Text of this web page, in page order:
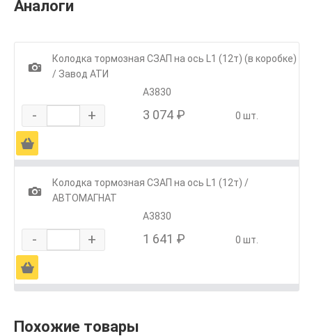
Аналоги
1
Колодка тормозная СЗАП на ось L1 (12т) (в коробке)
/ Завод АТИ
А3830
- + 3 074 ₽ 0 шт.
Ä
1
Колодка тормозная СЗАП на ось L1 (12т) /
АВТОМАГНАТ
А3830
- + 1 641 ₽ 0 шт.
Ä
Похожие товары